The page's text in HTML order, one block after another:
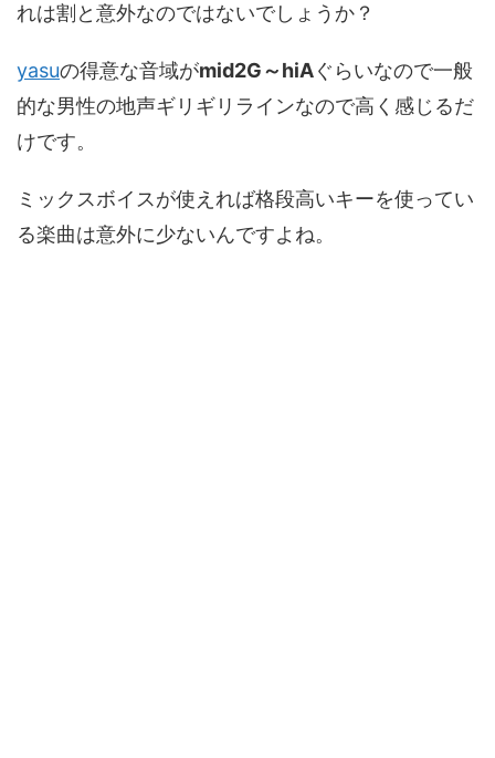
れは割と意外なのではないでしょうか？
yasuの得意な音域がmid2G～hiAぐらいなので一般
的な男性の地声ギリギリラインなので高く感じるだ
けです。
ミックスボイスが使えれば格段高いキーを使ってい
る楽曲は意外に少ないんですよね。